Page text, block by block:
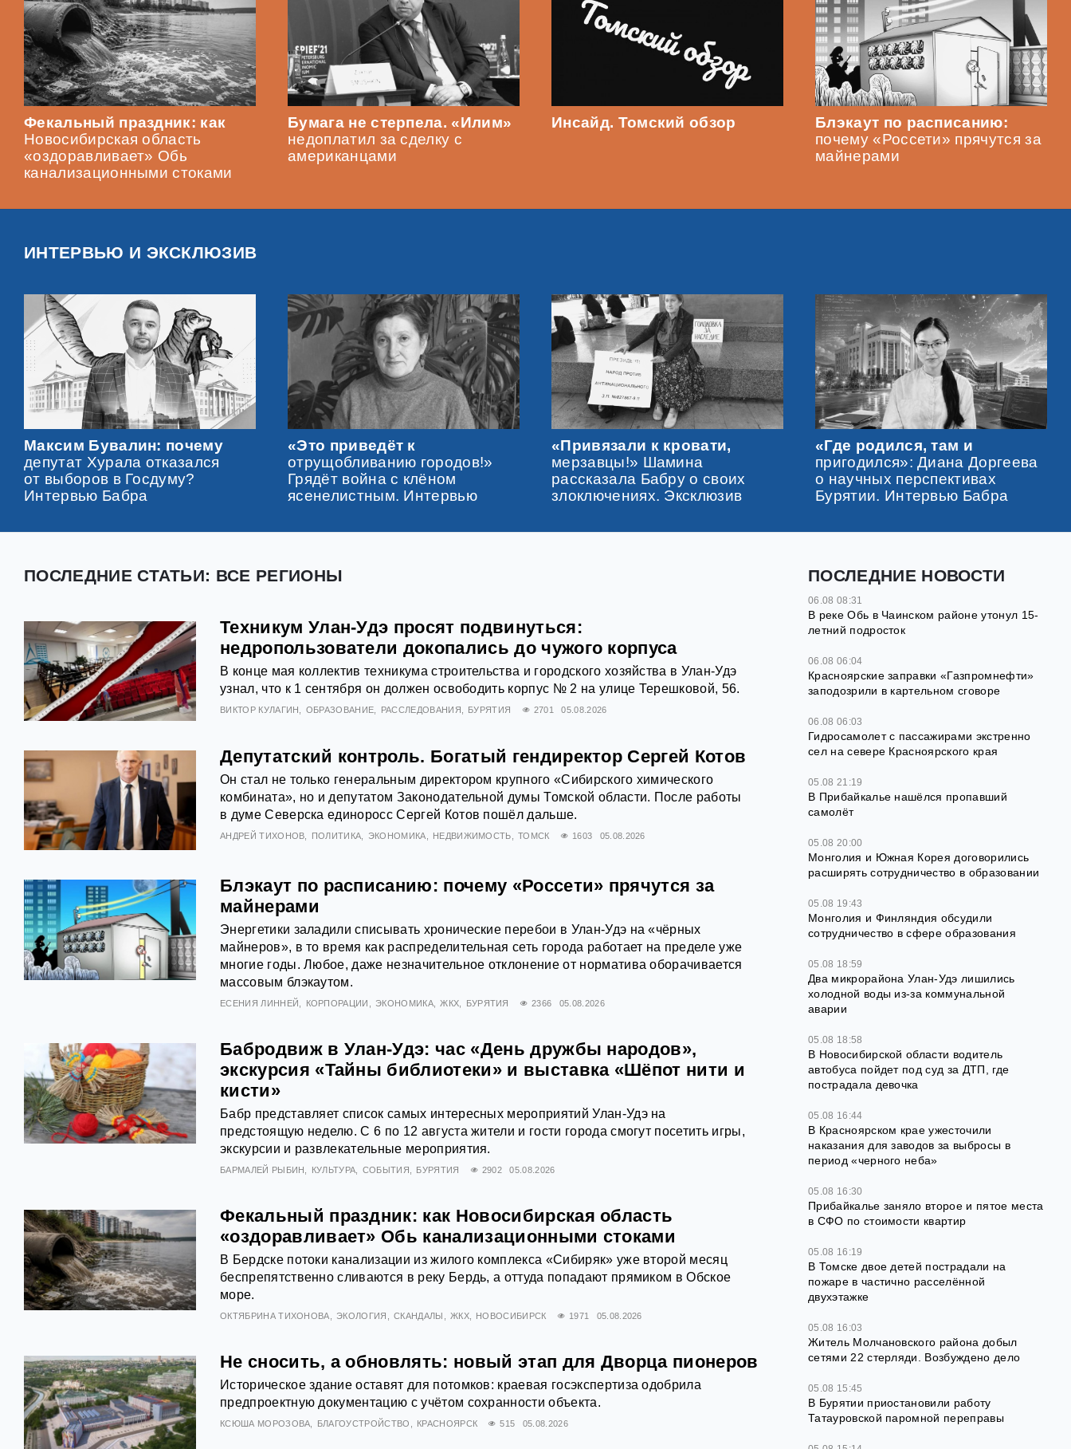
Фекальный праздник: как
Новосибирская область
«оздоравливает» Обь
канализационными стоками
Бумага не стерпела. «Илим»
недоплатил за сделку с
американцами
Инсайд. Томский обзор
Блэкаут по расписанию:
почему «Россети» прячутся за
майнерами
ИНТЕРВЬЮ И ЭКСКЛЮЗИВ
Максим Бувалин: почему
депутат Хурала отказался
от выборов в Госдуму?
Интервью Бабра
«Это приведёт к
отрущобливанию городов!»
Грядёт война с клёном
ясенелистным. Интервью
«Привязали к кровати,
мерзавцы!» Шамина
рассказала Бабру о своих
злоключениях. Эксклюзив
«Где родился, там и
пригодился»: Диана Доргеева
о научных перспективах
Бурятии. Интервью Бабра
ПОСЛЕДНИЕ СТАТЬИ: ВСЕ РЕГИОНЫ
Техникум Улан-Удэ просят подвинуться:
недропользователи докопались до чужого корпуса
В конце мая коллектив техникума строительства и городского хозяйства в Улан-Удэ
узнал, что к 1 сентября он должен освободить корпус № 2 на улице Терешковой, 56.
ВИКТОР КУЛАГИН ОБРАЗОВАНИЕ РАССЛЕДОВАНИЯ БУРЯТИЯ 2701 05.08.2026
Депутатский контроль. Богатый гендиректор Сергей Котов
Он стал не только генеральным директором крупного «Сибирского химического
комбината», но и депутатом Законодательной думы Томской области. После работы
в думе Северска единоросс Сергей Котов пошёл дальше.
АНДРЕЙ ТИХОНОВ ПОЛИТИКА ЭКОНОМИКА НЕДВИЖИМОСТЬ ТОМСК 1603 05.08.2026
Блэкаут по расписанию: почему «Россети» прячутся за
майнерами
Энергетики заладили списывать хронические перебои в Улан-Удэ на «чёрных
майнеров», в то время как распределительная сеть города работает на пределе уже
многие годы. Любое, даже незначительное отклонение от норматива оборачивается
массовым блэкаутом.
ЕСЕНИЯ ЛИННЕЙ КОРПОРАЦИИ ЭКОНОМИКА ЖКХ БУРЯТИЯ 2366 05.08.2026
Бабродвиж в Улан-Удэ: час «День дружбы народов»,
экскурсия «Тайны библиотеки» и выставка «Шёпот нити и
кисти»
Бабр представляет список самых интересных мероприятий Улан-Удэ на
предстоящую неделю. С 6 по 12 августа жители и гости города смогут посетить игры,
экскурсии и развлекательные мероприятия.
БАРМАЛЕЙ РЫБИН КУЛЬТУРА СОБЫТИЯ БУРЯТИЯ 2902 05.08.2026
Фекальный праздник: как Новосибирская область
«оздоравливает» Обь канализационными стоками
В Бердске потоки канализации из жилого комплекса «Сибиряк» уже второй месяц
беспрепятственно сливаются в реку Бердь, а оттуда попадают прямиком в Обское
море.
ОКТЯБРИНА ТИХОНОВА ЭКОЛОГИЯ СКАНДАЛЫ ЖКХ НОВОСИБИРСК 1971 05.08.2026
Не сносить, а обновлять: новый этап для Дворца пионеров
Историческое здание оставят для потомков: краевая госэкспертиза одобрила
предпроектную документацию с учётом сохранности объекта.
КСЮША МОРОЗОВА БЛАГОУСТРОЙСТВО КРАСНОЯРСК 515 05.08.2026
ПОСЛЕДНИЕ НОВОСТИ
06.08 08:31
В реке Обь в Чаинском районе утонул 15-
летний подросток
06.08 06:04
Красноярские заправки «Газпромнефти»
заподозрили в картельном сговоре
06.08 06:03
Гидросамолет с пассажирами экстренно
сел на севере Красноярского края
05.08 21:19
В Прибайкалье нашёлся пропавший
самолёт
05.08 20:00
Монголия и Южная Корея договорились
расширять сотрудничество в образовании
05.08 19:43
Монголия и Финляндия обсудили
сотрудничество в сфере образования
05.08 18:59
Два микрорайона Улан-Удэ лишились
холодной воды из-за коммунальной
аварии
05.08 18:58
В Новосибирской области водитель
автобуса пойдет под суд за ДТП, где
пострадала девочка
05.08 16:44
В Красноярском крае ужесточили
наказания для заводов за выбросы в
период «черного неба»
05.08 16:30
Прибайкалье заняло второе и пятое места
в СФО по стоимости квартир
05.08 16:19
В Томске двое детей пострадали на
пожаре в частично расселённой
двухэтажке
05.08 16:03
Житель Молчановского района добыл
сетями 22 стерляди. Возбуждено дело
05.08 15:45
В Бурятии приостановили работу
Татауровской паромной переправы